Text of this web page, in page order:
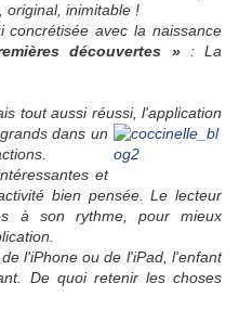
original, inimitable !
concrétisée avec la naissance
découvertes » : La
tout aussi réussi, l'application
dans un
et
bien pensée. Le lecteur
à son rythme, pour mieux
l'iPhone ou de l'iPad, l'enfant
De quoi retenir les choses